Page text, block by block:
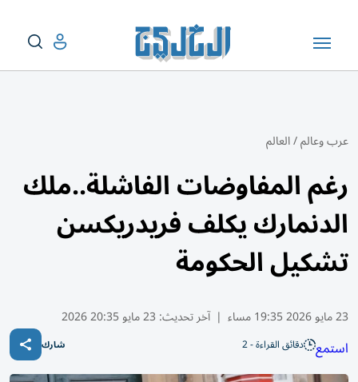
عرب وعالم/العالم
رغم المفاوضات الفاشلة..ملك
الدنمارك يكلف فريدريكسن
تشكيل الحكومة
23 مايو 2026 19:35 مساء | آخر تحديث: 23 مايو 20:35 2026
استمع دقائق القراءة - 2 شارك